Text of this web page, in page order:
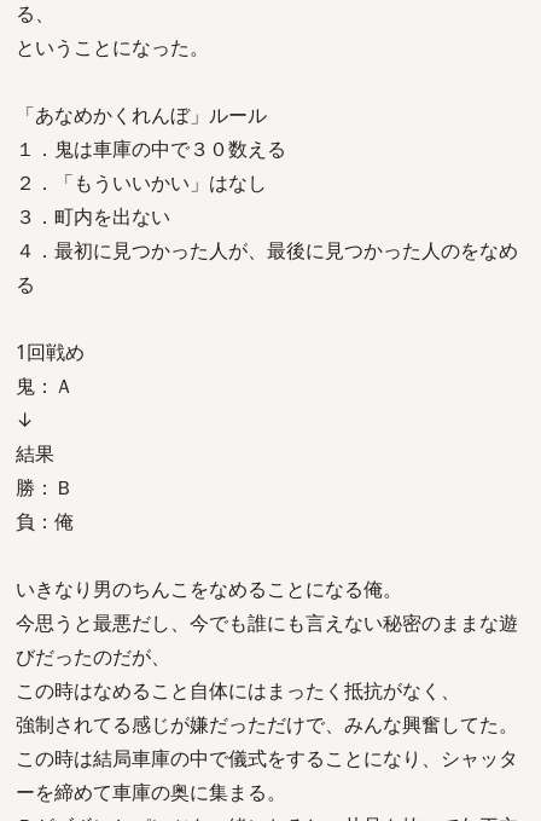
る、
ということになった。
「あなめかくれんぼ」ルール
１．鬼は車庫の中で３０数える
２．「もういいかい」はなし
３．町内を出ない
４．最初に見つかった人が、最後に見つかった人のをなめ
る
1回戦め
鬼：Ａ
↓
結果
勝：Ｂ
負：俺
いきなり男のちんこをなめることになる俺。
今思うと最悪だし、今でも誰にも言えない秘密のままな遊
びだったのだが、
この時はなめること自体にはまったく抵抗がなく、
強制されてる感じが嫌だっただけで、みんな興奮してた。
この時は結局車庫の中で儀式をすることになり、シャッタ
ーを締めて車庫の奥に集まる。